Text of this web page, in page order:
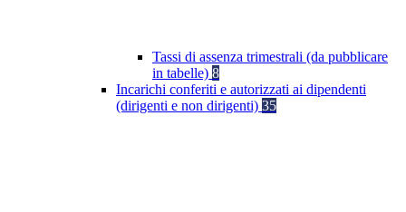
Tassi di assenza trimestrali (da pubblicare
in tabelle) 8
Incarichi conferiti e autorizzati ai dipendenti
(dirigenti e non dirigenti) 35